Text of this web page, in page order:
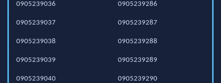
0905239036
0905239037
0905239038
0905239039
0905239040
0905239286
0905239287
0905239288
0905239289
0905239290